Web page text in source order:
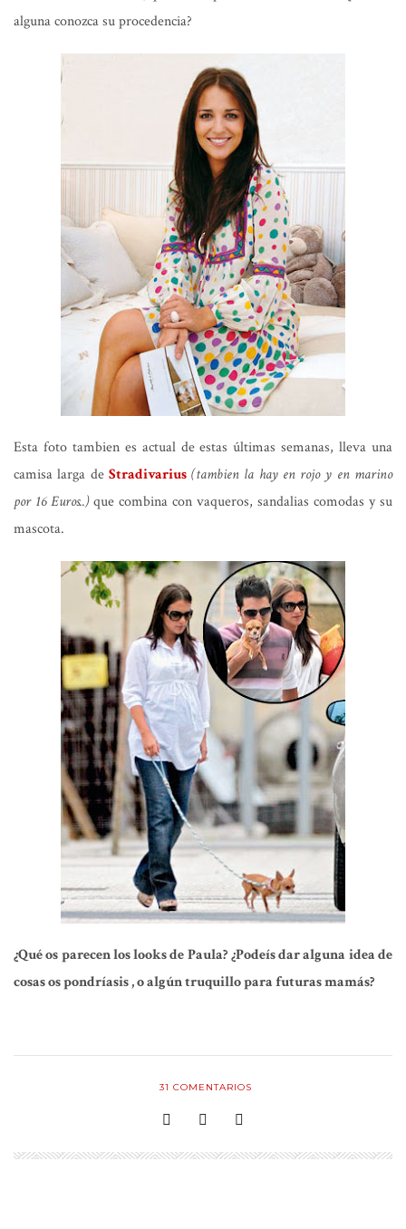
alguna conozca su procedencia?
Esta foto tambien es actual de estas últimas semanas, lleva una
camisa larga de Stradivarius (tambien la hay en rojo y en marino
por 16 Euros..)que combina con vaqueros, sandalias comodas y su
mascota.
¿Qué os parecen los looks de Paula? ¿Podeís dar alguna idea de
cosas os pondríasis , o algún truquillo para futuras mamás?
31 COMENTARIOS